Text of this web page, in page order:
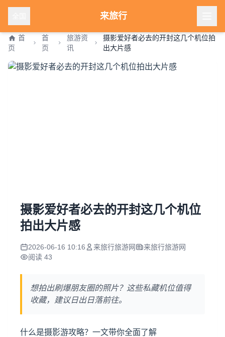
来旅行
首
页
首
页
旅游资
讯
摄影爱好者必去的开封这几个机位拍
出大片感
摄影爱好者必去的开封这几个机位
拍出大片感
2026-06-16 10:16 来旅行旅游网
来旅行旅游网
阅读 43
想拍出刷爆朋友圈的照片？这些私藏机位值得
收藏，建议日出日落前往。
什么是摄影游攻略？一文带你全面了解